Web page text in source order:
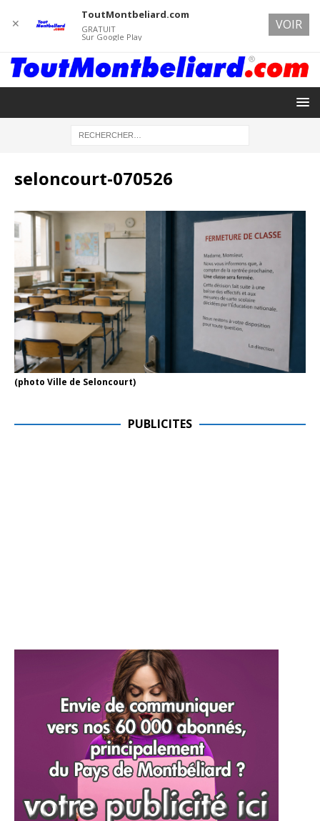
seloncourt-070526
(photo Ville de Seloncourt)
PUBLICITES
✕
ToutMontbeliard.com
GRATUIT
Sur Google Play
VOIR